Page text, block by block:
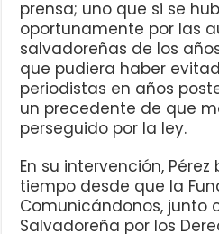
prensa; uno que si se
oportunamente por las
salvadoreñas de los
que pudiera haber
periodistas en años
un precedente de que
perseguido por la ley.
En su intervención,
tiempo desde que la
Comunicándonos, junto
Salvadoreña por los